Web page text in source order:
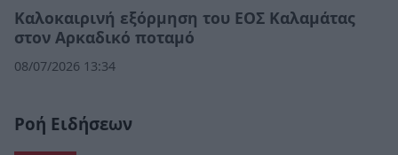
Καλοκαιρινή εξόρμηση του ΕΟΣ Καλαμάτας
στον Αρκαδικό ποταμό
08/07/2026 13:34
Ροή Ειδήσεων